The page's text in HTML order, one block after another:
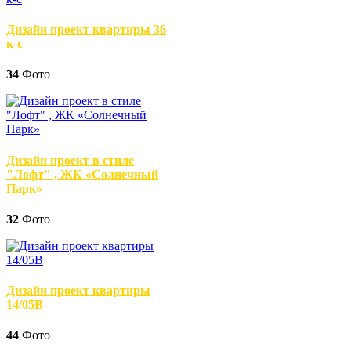
Дизайн проект квартиры 36
к-с
34 Фото
Дизайн проект в стиле
"Лофт" , ЖК «Солнечный
Парк»
32 Фото
Дизайн проект квартиры
14/05В
44 Фото